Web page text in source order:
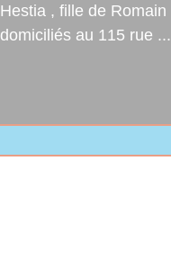
Hestia , fille de Romain SCHULER et Sabrina ROUGET
domiciliés au 115 rue ...